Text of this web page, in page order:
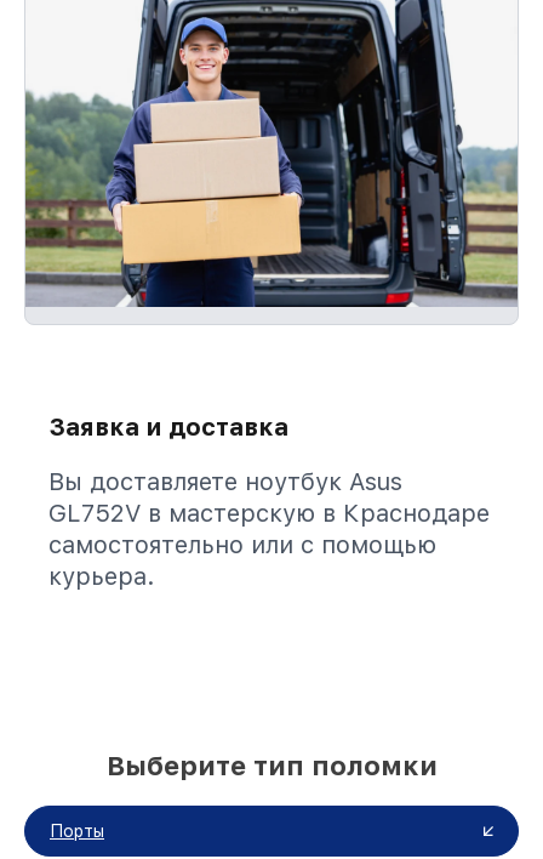
Заявка и доставка
Вы доставляете ноутбук Asus
GL752V в мастерскую в Краснодаре
самостоятельно или с помощью
курьера.
Выберите тип поломки
Порты